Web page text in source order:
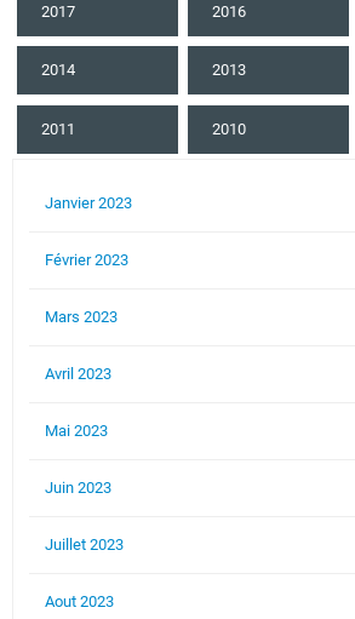
2017 2016
2014 2013
2011 2010
Janvier 2023
Février 2023
Mars 2023
Avril 2023
Mai 2023
Juin 2023
Juillet 2023
Aout 2023